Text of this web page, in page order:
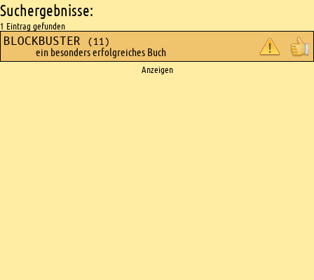
Suchergebnisse:
1 Eintrag gefunden
BLOCKBUSTER (11)
ein besonders erfolgreiches Buch
Anzeigen